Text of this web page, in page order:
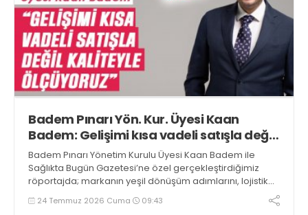
Badem Pınarı Yön. Kur. Üyesi Kaan
Badem: Gelişimi kısa vadeli satışla değil,
kaliteyle ölçüyoruz
Badem Pınarı Yönetim Kurulu Üyesi Kaan Badem ile
Sağlıkta Bugün Gazetesi’ne özel gerçekleştirdiğimiz
röportajda; markanın yeşil dönüşüm adımlarını, lojistik
stratejilerini ve operasyonel verimlilik odaklı yeni dönem
vizyonunu konuştuk
24 Temmuz 2026 Cuma 09:43